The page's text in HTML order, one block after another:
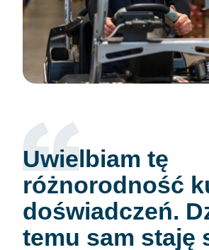
Uwielbiam tę
różnorodność
doświadczeń.
temu sam staję